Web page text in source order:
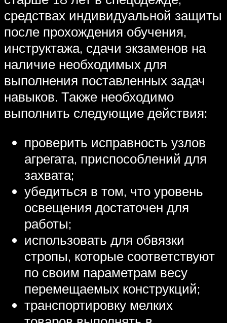
средствах индивидуальной защиты
после прохождения обучения,
инструктажа, сдачи экзаменов на
наличие необходимых для
выполнения поставленных задач
навыков. Также необходимо
выполнить следующие действия:
проверить исправность узлов
агрегата, приспособлений для
захвата;
убедиться в том, что уровень
освещения достаточен для
работы;
использовать для обвязки
стропы, которые соответствуют
по своим параметрам весу
перемещаемых конструкций;
транспортировку мелких